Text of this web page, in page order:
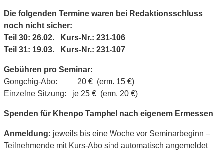
Die folgenden Termine waren bei Redaktionsschluss
noch nicht sicher:
Teil 30: 26.02. Kurs-Nr.: 231-106
Teil 31: 19.03. Kurs-Nr.: 231-107
Gebühren pro Seminar:
Gongchig-Abo: 20 € (erm. 15 €)
Einzelne Sitzung: je 25 € (erm. 20 €)
Spenden für Khenpo Tamphel nach eigenem Ermessen
Anmeldung: jeweils bis eine Woche vor Seminarbeginn –
Teilnehmende mit Kurs-Abo sind automatisch angemeldet